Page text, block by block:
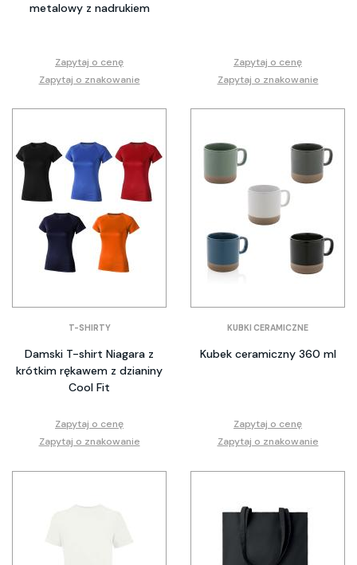
metalowy z nadrukiem
Zapytaj o cenę
Zapytaj o znakowanie
Zapytaj o cenę
Zapytaj o znakowanie
T-SHIRTY
Damski T-shirt Niagara z
krótkim rękawem z dzianiny
Cool Fit
Zapytaj o cenę
Zapytaj o znakowanie
KUBKI CERAMICZNE
Kubek ceramiczny 360 ml
Zapytaj o cenę
Zapytaj o znakowanie